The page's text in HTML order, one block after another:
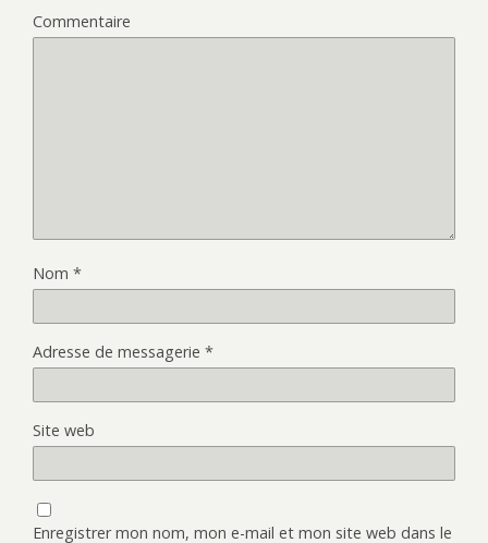
Commentaire
Nom *
Adresse de messagerie *
Site web
Enregistrer mon nom, mon e-mail et mon site web dans le